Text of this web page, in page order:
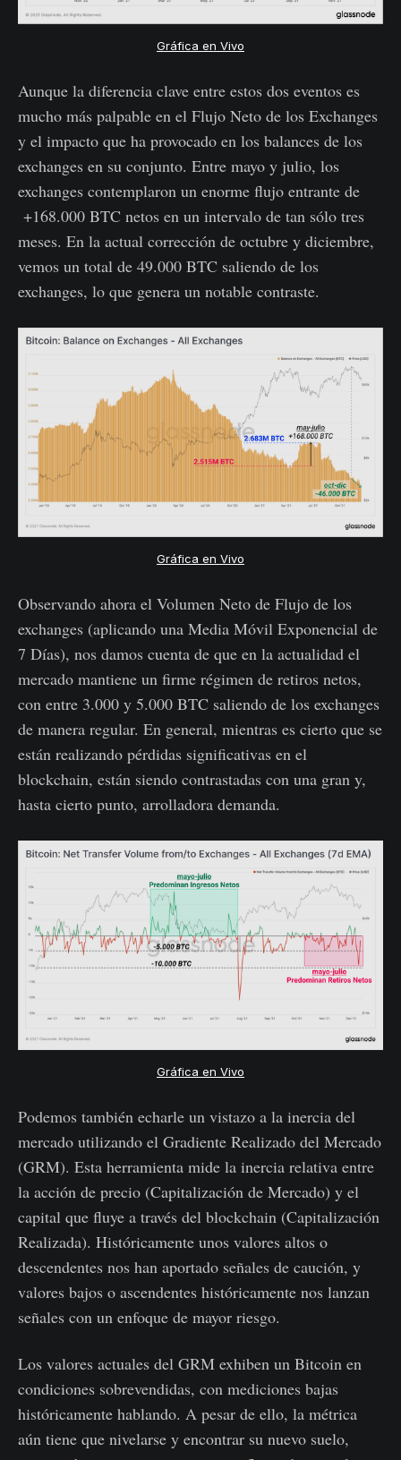
Gráfica en Vivo
Aunque la diferencia clave entre estos dos eventos es
mucho más palpable en el Flujo Neto de los Exchanges
y el impacto que ha provocado en los balances de los
exchanges en su conjunto. Entre mayo y julio, los
exchanges contemplaron un enorme flujo entrante de
+168.000 BTC netos en un intervalo de tan sólo tres
meses. En la actual corrección de octubre y diciembre,
vemos un total de 49.000 BTC saliendo de los
exchanges, lo que genera un notable contraste.
Gráfica en Vivo
Observando ahora el Volumen Neto de Flujo de los
exchanges (aplicando una Media Móvil Exponencial de
7 Días), nos damos cuenta de que en la actualidad el
mercado mantiene un firme régimen de retiros netos,
con entre 3.000 y 5.000 BTC saliendo de los exchanges
de manera regular. En general, mientras es cierto que se
están realizando pérdidas significativas en el
blockchain, están siendo contrastadas con una gran y,
hasta cierto punto, arrolladora demanda.
Gráfica en Vivo
Podemos también echarle un vistazo a la inercia del
mercado utilizando el Gradiente Realizado del Mercado
(GRM). Esta herramienta mide la inercia relativa entre
la acción de precio (Capitalización de Mercado) y el
capital que fluye a través del blockchain (Capitalización
Realizada). Históricamente unos valores altos o
descendentes nos han aportado señales de caución, y
valores bajos o ascendentes históricamente nos lanzan
señales con un enfoque de mayor riesgo.
Los valores actuales del GRM exhiben un Bitcoin en
condiciones sobrevendidas, con mediciones bajas
históricamente hablando. A pesar de ello, la métrica
aún tiene que nivelarse y encontrar su nuevo suelo,